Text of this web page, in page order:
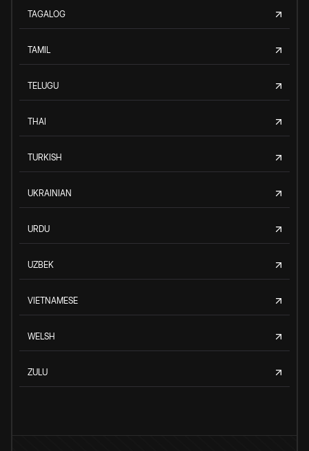
TAGALOG
TAMIL
TELUGU
THAI
TURKISH
UKRAINIAN
URDU
UZBEK
VIETNAMESE
WELSH
ZULU